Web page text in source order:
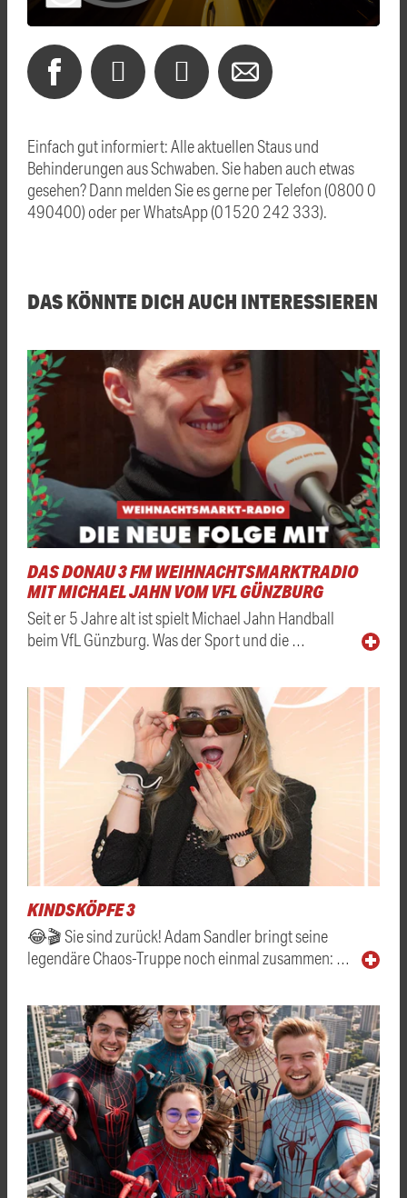
Einfach gut informiert: Alle aktuellen Staus und
Behinderungen aus Schwaben. Sie haben auch etwas
gesehen? Dann melden Sie es gerne per Telefon (0800 0
490400) oder per WhatsApp (01520 242 333).
DAS KÖNNTE DICH AUCH INTERESSIEREN
DAS DONAU 3 FM WEIHNACHTSMARKTRADIO
MIT MICHAEL JAHN VOM VFL GÜNZBURG
Seit er 5 Jahre alt ist spielt Michael Jahn Handball
beim VfL Günzburg. Was der Sport und die …
KINDSKÖPFE 3
😂🎬 Sie sind zurück! Adam Sandler bringt seine
legendäre Chaos-Truppe noch einmal zusammen: …